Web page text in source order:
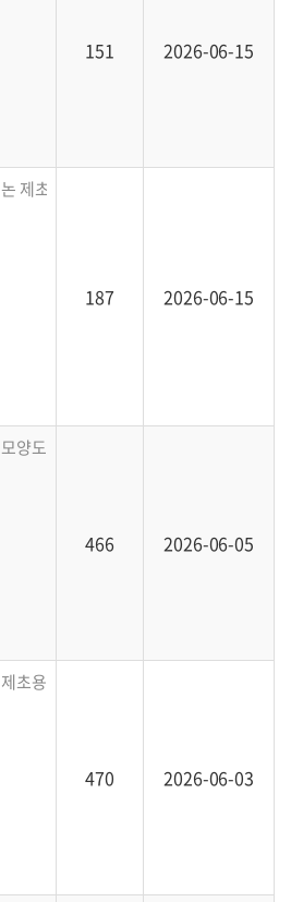
151 2026-06-15
논 제초용으로 활용하는 오리 농법에 대한
187 2026-06-15
모양도 색도 맛도 다른, 다양한 '토종동부'
466 2026-06-05
제초용 동물 가운데 염소에 대한 이야기가
470 2026-06-03